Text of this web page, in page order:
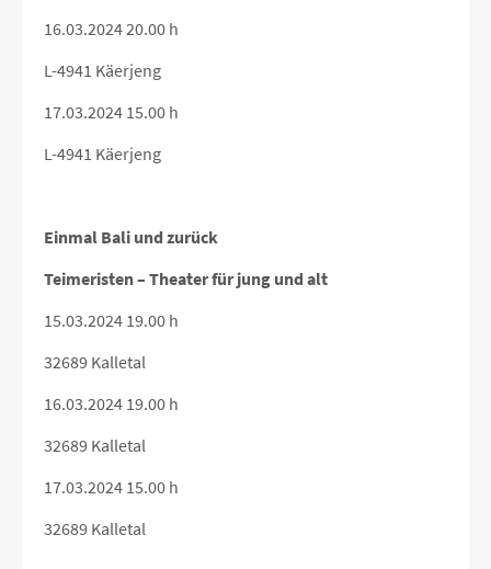
16.03.2024 20.00 h
L-4941 Käerjeng
17.03.2024 15.00 h
L-4941 Käerjeng
Einmal Bali und zurück
Teimeristen – Theater für jung und alt
15.03.2024 19.00 h
32689 Kalletal
16.03.2024 19.00 h
32689 Kalletal
17.03.2024 15.00 h
32689 Kalletal